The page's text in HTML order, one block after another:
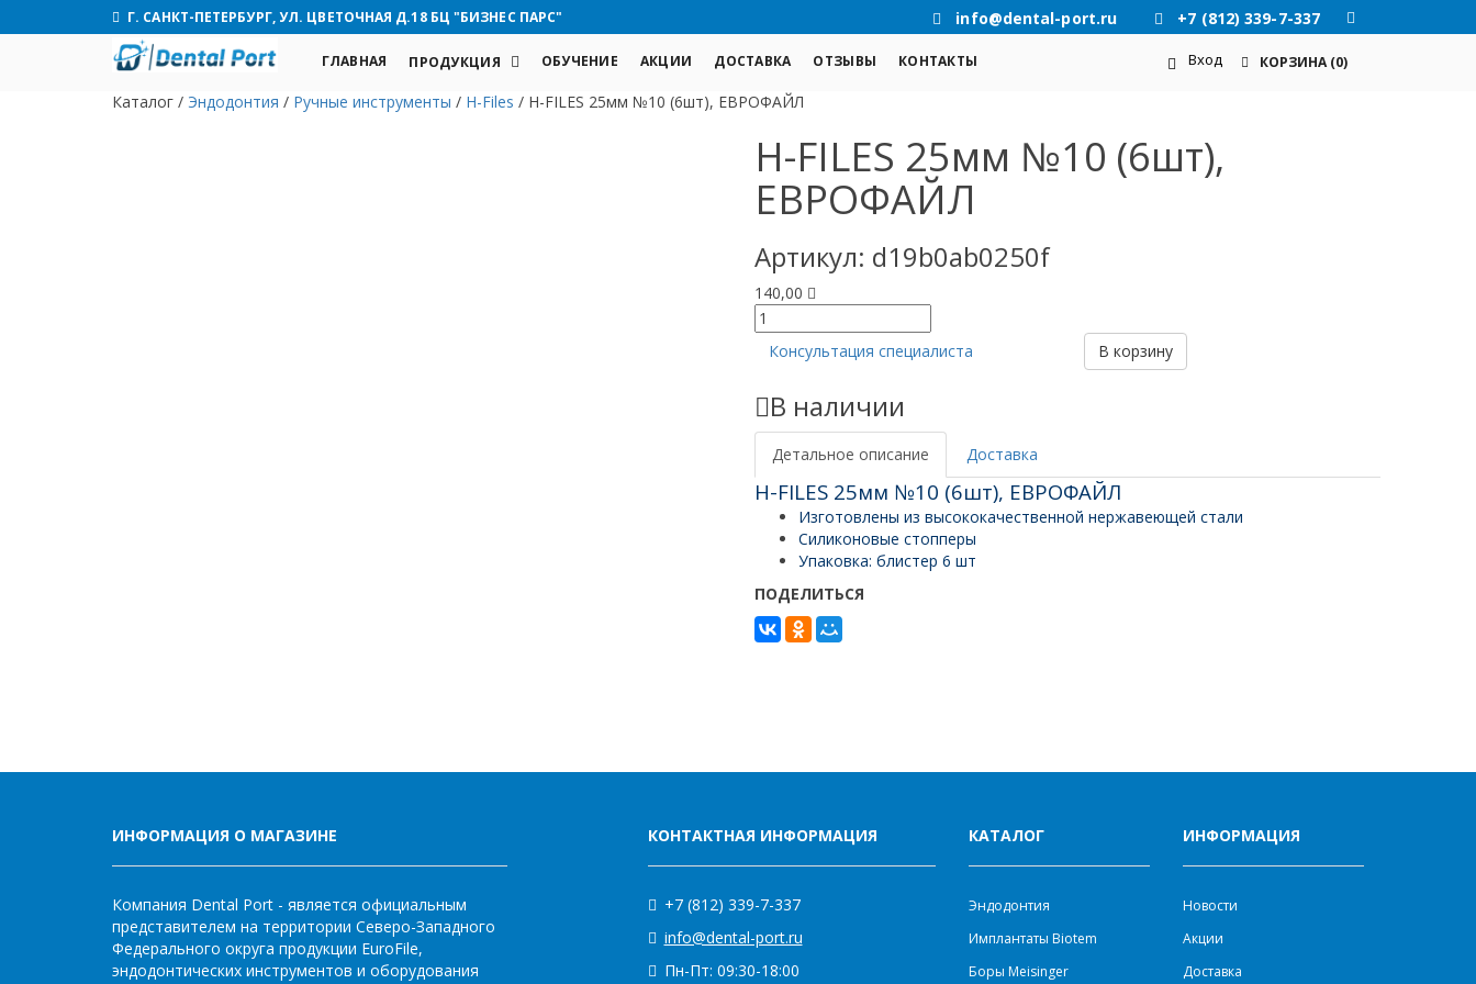
Г. САНКТ-ПЕТЕРБУРГ, УЛ. ЦВЕТОЧНАЯ Д.18 БЦ "БИЗНЕС ПАРС" info@dental-port.ru +7 (812) 339-7-337
ГЛАВНАЯ ПРОДУКЦИЯ ОБУЧЕНИЕ АКЦИИ ДОСТАВКА ОТЗЫВЫ КОНТАКТЫ Вход КОРЗИНА (0)
Каталог / Эндодонтия / Ручные инструменты / H-Files / Н-FILES 25мм №10 (6шт), ЕВРОФАЙЛ
Н-FILES 25мм №10 (6шт),
ЕВРОФАЙЛ
Артикул: d19b0ab0250f
140,00
Количество
товара
Н-
25мм
№10
(6шт),
ЕВРОФАЙЛ
Консультация специалиста В корзину
В наличии
Детальное описание Доставка
H-FILES 25мм №10 (6шт), ЕВРОФАЙЛ
Изготовлены из высококачественной нержавеющей стали
Силиконовые стопперы
Упаковка: блистер 6 шт
ПОДЕЛИТЬСЯ
ИНФОРМАЦИЯ О МАГАЗИНЕ
Компания Dental Port - является официальным
представителем на территории Северо-Западного
Федерального округа продукции EuroFile,
эндодонтических инструментов и оборудования
КОНТАКТНАЯ ИНФОРМАЦИЯ
+7 (812) 339-7-337
info@dental-port.ru
Пн-Пт: 09:30-18:00
КАТАЛОГ
Эндодонтия
Имплантаты Biotem
Боры Meisinger
ИНФОРМАЦИЯ
Новости
Акции
Доставка